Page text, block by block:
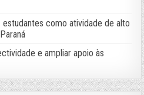
como atividade de alto
e ampliar apoio às